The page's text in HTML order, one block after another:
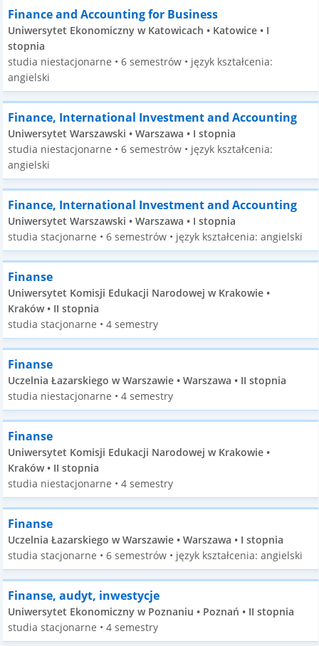
Finance and Accounting for Business
Uniwersytet Ekonomiczny w Katowicach • Katowice • I
stopnia
studia niestacjonarne • 6 semestrów • język kształcenia:
angielski
Finance, International Investment and Accounting
Uniwersytet Warszawski • Warszawa • I stopnia
studia niestacjonarne • 6 semestrów • język kształcenia:
angielski
Finance, International Investment and Accounting
Uniwersytet Warszawski • Warszawa • I stopnia
studia stacjonarne • 6 semestrów • język kształcenia: angielski
Finanse
Uniwersytet Komisji Edukacji Narodowej w Krakowie •
Kraków • II stopnia
studia stacjonarne • 4 semestry
Finanse
Uczelnia Łazarskiego w Warszawie • Warszawa • II stopnia
studia niestacjonarne • 4 semestry
Finanse
Uniwersytet Komisji Edukacji Narodowej w Krakowie •
Kraków • II stopnia
studia niestacjonarne • 4 semestry
Finanse
Uczelnia Łazarskiego w Warszawie • Warszawa • I stopnia
studia stacjonarne • 6 semestrów • język kształcenia: angielski
Finanse, audyt, inwestycje
Uniwersytet Ekonomiczny w Poznaniu • Poznań • II stopnia
studia stacjonarne • 4 semestry